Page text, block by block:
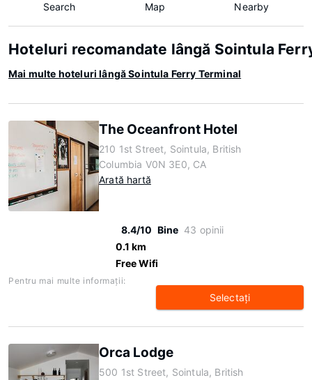
Search Map Nearby
Hoteluri recomandate lângă Sointula
Mai multe hoteluri lângă Sointula Ferry Terminal
The Oceanfront Hotel
210 1st Street, Sointula, British
Columbia V0N 3E0, CA
Arată hartă
8.4/10 Bine 43 opinii
0.1 km
Free Wifi
Pentru mai multe informaţii:
Selectaţi
Orca Lodge
500 1st Street, Sointula, British